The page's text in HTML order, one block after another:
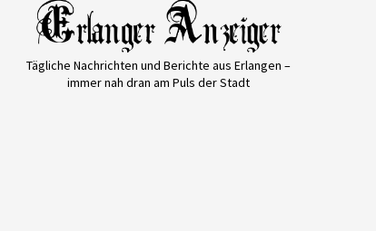
Tägliche Nachrichten und Berichte aus Erlangen –
immer nah dran am Puls der Stadt